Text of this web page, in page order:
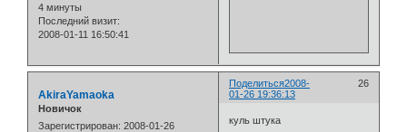
4 минуты
Последний визит:
2008-01-11 16:50:41
Поделиться 26
2008-
01-26 19:36:13
AkiraYamaoka
Новичок
Зарегистрирован: 2008-01-26
куль штука